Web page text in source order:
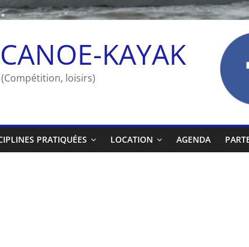
KAYAK
loisirs)
PRATIQUÉES LOCATION AGENDA